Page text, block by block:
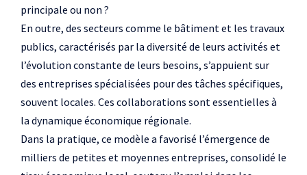
principale ou non ?
En outre, des secteurs comme le bâtiment et les travaux
publics, caractérisés par la diversité de leurs activités et
l’évolution constante de leurs besoins, s’appuient sur
des entreprises spécialisées pour des tâches spécifiques,
souvent locales. Ces collaborations sont essentielles à
la dynamique économique régionale.
Dans la pratique, ce modèle a favorisé l’émergence de
milliers de petites et moyennes entreprises, consolidé le